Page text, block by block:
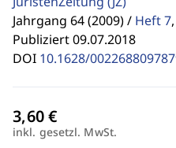
Jahrgang 64 (2009) / Heft 7,
Publiziert 09.07.2018
DOI 10.1628/
inkl. gesetzl. MwSt.